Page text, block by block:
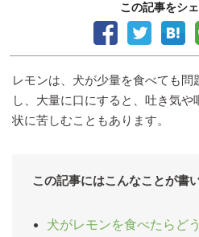
この記事をシ
レモンは、犬が少量を食べても
し、大量に口にすると、吐き気
状に苦しむこともあります。
この記事にはこんなことが書
犬がレモンを食べたらど